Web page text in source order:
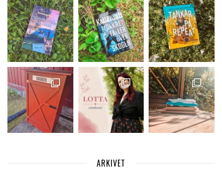
ARKIVET